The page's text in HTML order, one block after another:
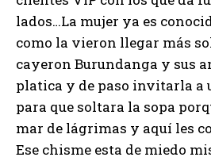
lados…La mujer ya es
como la vieron llegar más
cayeron Burundanga y sus
platica y de paso invitarla a
para que soltara la sopa
mar de lágrimas y aquí les
Ese chisme esta de miedo